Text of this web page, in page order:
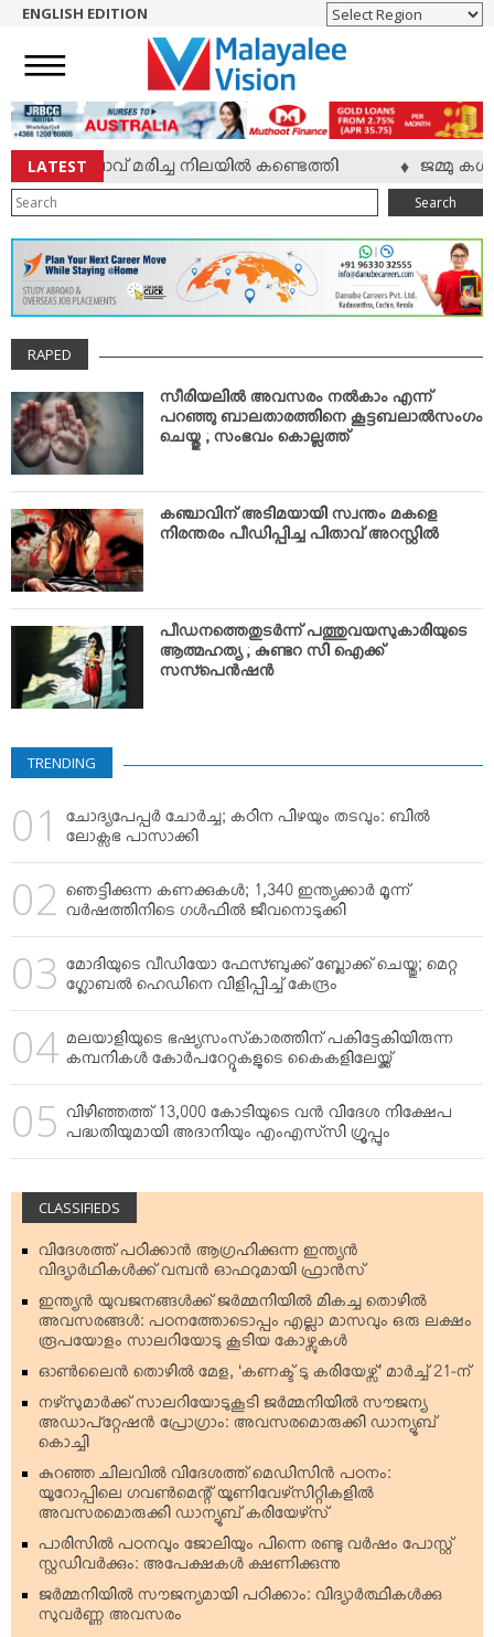
NEWS
ENGLISH
NRI
ENTERTAINMENT
MV SPECIAL
SPORTS
LIFESTYLE
TECH & AUTO
SOCIAL SPHERE
EDITORIAL
ARTS & LITERATURE
MAGAZINE
VIDEOS
YOUR SAY
COOKERY
KARSHAKAN
TOURS & TRAVEL
GREETINGS
CLASSIFIEDS
OBITUARY
ENGLISH EDITION
LATEST
യുവാവ് മരിച്ച നിലയില്‍ കണ്ടെത്തി ജമ്മു
Search
RAPED
സീരിയലില്‍ അവസരം നല്‍കാം എന്ന്
പറഞ്ഞു ബാലതാരത്തിനെ കൂട്ടബലാല്‍സംഗം
ചെയ്തു ; സംഭവം കൊല്ലത്ത്
കഞ്ചാവിന് അടിമയായി സ്വന്തം മകളെ
നിരന്തരം പീഡിപ്പിച്ച പിതാവ് അറസ്റ്റില്‍
പീഡനത്തെതുടര്‍ന്ന്‍ പത്തുവയസുകാരിയുടെ
ആത്മഹത്യ ; കുണ്ടറ സി ഐക്ക്
സസ്പെന്‍ഷന്‍
TRENDING
ചോദ്യപേപ്പര്‍ ചോര്‍ച്ച; കഠിന പിഴയും തടവും: ബില്‍
ലോക്സഭ പാസാക്കി
ഞെട്ടിക്കുന്ന കണക്കുകള്‍; 1,340 ഇന്ത്യക്കാര്‍ മൂന്ന്
വര്‍ഷത്തിനിടെ ഗള്‍ഫില്‍ ജീവനൊടുക്കി
മോദിയുടെ വീഡിയോ ഫേസ്ബുക്ക് ബ്ലോക്ക് ചെയ്തു; മെറ്റ
ഗ്ലോബല്‍ ഹെഡിനെ വിളിപ്പിച്ച് കേന്ദ്രം
മലയാളിയുടെ ഭഷ്യസംസ്‌കാരത്തിന് പകിട്ടേകിയിരുന്ന
കമ്പനികള്‍ കോര്‍പറേറ്റുകളുടെ കൈകളിലേയ്ക്ക്
വിഴിഞ്ഞത്ത് 13,000 കോടിയുടെ വന്‍ വിദേശ നിക്ഷേപ
പദ്ധതിയുമായി അദാനിയും എംഎസ്‌സി ഗ്രൂപ്പും
CLASSIFIEDS
വിദേശത്ത് പഠിക്കാന്‍ ആഗ്രഹിക്കുന്ന ഇന്ത്യന്‍
വിദ്യാര്‍ഥികള്‍ക്ക് വമ്പന്‍ ഓഫറുമായി ഫ്രാന്‍സ്
ഇന്ത്യന്‍ യുവജനങ്ങള്‍ക്ക് ജര്‍മ്മനിയില്‍ മികച്ച തൊഴില്‍
അവസരങ്ങള്‍: പഠനത്തോടൊപ്പം എല്ലാ മാസവും ഒരു ലക്ഷം
രൂപയോളം സാലറിയോടു കൂടിയ കോഴ്സുകള്‍
ഓണ്‍ലൈന്‍ തൊഴില്‍ മേള, ‘കണക്ട് ടു കരിയേഴ്സ്’ മാര്‍ച്ച് 21-ന്
നഴ്‌സുമാര്‍ക്ക് സാലറിയോടുകൂടി ജര്‍മ്മനിയില്‍ സൗജന്യ
അഡാപ്റ്റേഷന്‍ പ്രോഗ്രാം: അവസരമൊരുക്കി ഡാന്യൂബ്
കൊച്ചി
കുറഞ്ഞ ചിലവില്‍ വിദേശത്ത് മെഡിസിന്‍ പഠനം:
യൂറോപ്പിലെ ഗവണ്‍മെന്റ് യൂണിവേഴ്‌സിറ്റികളില്‍
അവസരമൊരുക്കി ഡാന്യൂബ് കരിയേഴ്‌സ്
പാരിസില്‍ പഠനവും ജോലിയും പിന്നെ രണ്ടു വര്‍ഷം പോസ്റ്റ്
സ്റ്റഡിവര്‍ക്കും: അപേക്ഷകള്‍ ക്ഷണിക്കുന്നു
ജര്‍മ്മനിയില്‍ സൗജന്യമായി പഠിക്കാം: വിദ്യാര്‍ത്ഥികള്‍ക്കു
സുവര്‍ണ്ണ അവസരം